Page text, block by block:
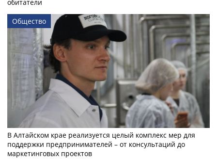
обитатели
Общество
В Алтайском крае реализуется целый комплекс мер для
поддержки предпринимателей – от консультаций до
маркетинговых проектов